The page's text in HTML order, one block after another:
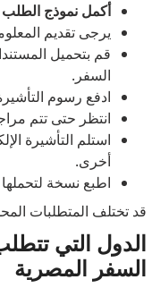
أكمل نموذج الطلب
يرجى تقديم
قم بتحميل
السفر.
ادفع رسوم
انتظر حتى تتم
أخرى.
اطبع نسخة
قد تختلف المتطلبات
الدول التي
السفر المصرية